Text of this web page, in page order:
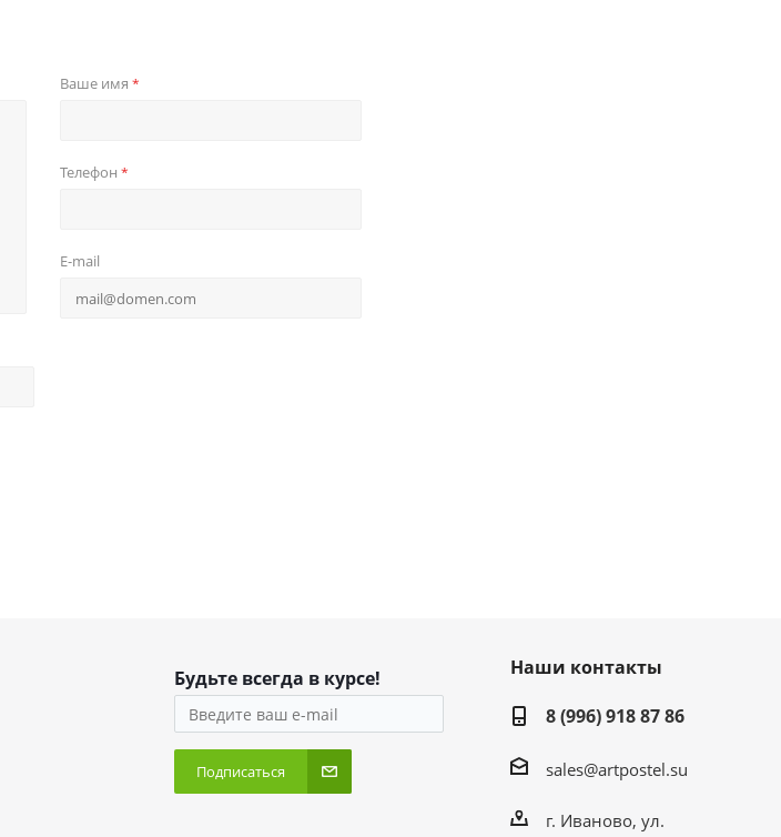
Ваше имя *
Телефон *
E-mail
Будьте всегда в курсе!
Подписаться
Наши контакты
8 (996) 918 87 86
sales@artpostel.su
г. Иваново, ул.